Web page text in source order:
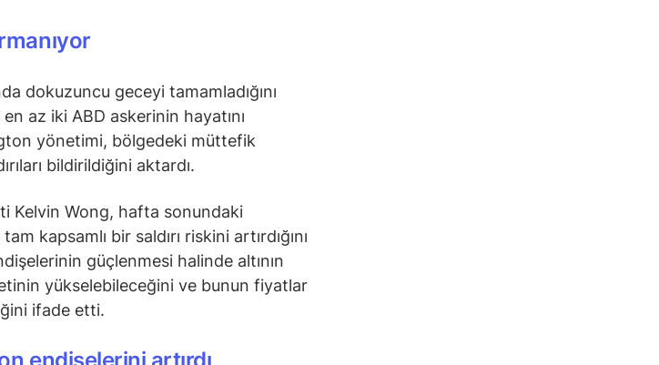
dokuzuncu geceyi tamamladığını
en az iki ABD askerinin hayatını
yönetimi, bölgedeki müttefik
bildirildiğini aktardı.
Kelvin Wong, hafta sonundaki
kapsamlı bir saldırı riskini artırdığını
güçlenmesi halinde altının
yükselebileceğini ve bunun fiyatlar
ifade etti.